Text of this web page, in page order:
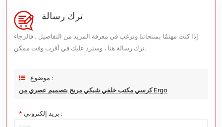
ترك رسالة
إذا كنت مهتمًا بمنتجاتنا وترغب في معرفة المزيد من التفاصيل ، فالرجاء
ترك رسالة هنا ، وسنرد عليك في أقرب وقت ممكن.
موضوع :
كرسي مكتب خلفي شبكي مريح بتصميم عصري من Ergo
* بريد إلكتروني :